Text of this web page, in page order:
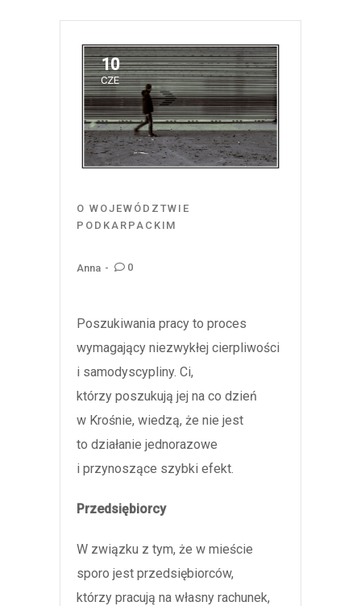
10
CZE
O WOJEWÓDZTWIE
PODKARPACKIM
Anna 0
Poszukiwania pracy to proces
wymagający niezwykłej cierpliwości
i samodyscypliny. Ci,
którzy poszukują jej na co dzień
w Krośnie, wiedzą, że nie jest
to działanie jednorazowe
i przynoszące szybki efekt.
Przedsiębiorcy
W związku z tym, że w mieście
sporo jest przedsiębiorców,
którzy pracują na własny rachunek,